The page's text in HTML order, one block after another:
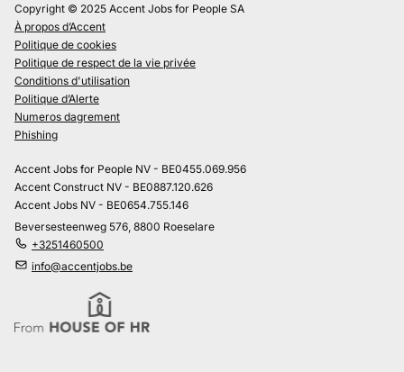
Copyright © 2025 Accent Jobs for People SA
À propos d’Accent
Politique de cookies
Politique de respect de la vie privée
Conditions d'utilisation
Politique d’Alerte
Numeros dagrement
Phishing
Accent Jobs for People NV - BE0455.069.956
Accent Construct NV - BE0887.120.626
Accent Jobs NV - BE0654.755.146
Beversesteenweg 576, 8800 Roeselare
+3251460500
info@accentjobs.be